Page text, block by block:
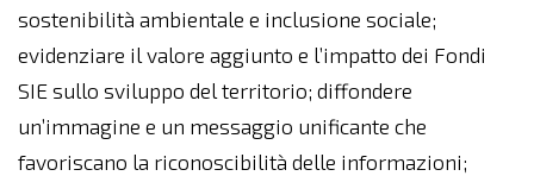
sostenibilità ambientale e inclusione sociale;
evidenziare il valore aggiunto e l’impatto dei Fondi
SIE sullo sviluppo del territorio; diffondere
un’immagine e un messaggio unificante che
favoriscano la riconoscibilità delle informazioni;